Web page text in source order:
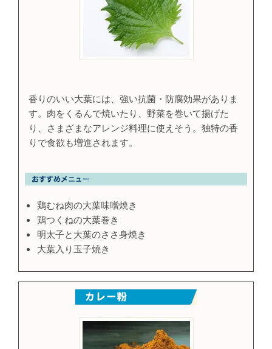
香りのいい大葉には、強い抗菌・防腐効果がありま
す。肉をくるんで焼いたり、野菜を巻いて揚げた
り、さまざまなアレンジ料理に使えそう。独特の香
りで食欲も増進されます。
鶏むね肉の大葉味噌焼き
鶏つくねの大葉巻き
明太子と大葉のささ身焼き
大葉入り玉子焼き